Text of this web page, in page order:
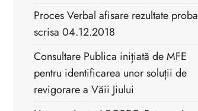
Proces Verbal afisare rezultate proba
scrisa 04.12.2018
Consultare Publica inițiată de MFE
pentru identificarea unor soluții de
revigorare a Văii Jiului